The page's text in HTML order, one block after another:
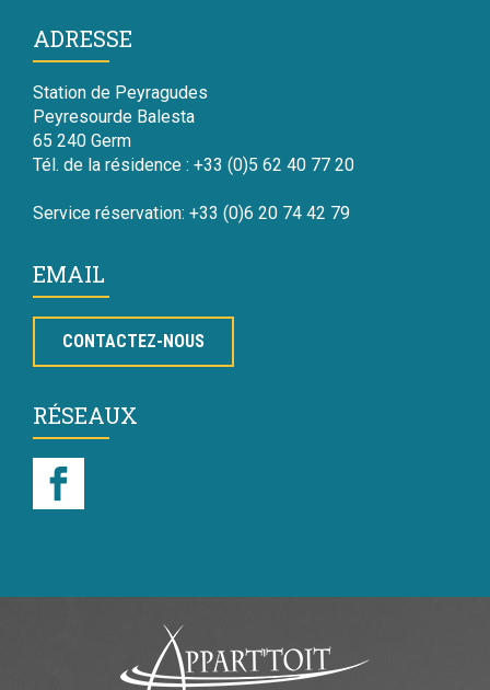
ADRESSE
Station de Peyragudes
Peyresourde Balesta
65 240 Germ
Tél. de la résidence : +33 (0)5 62 40 77 20
Service réservation: +33 (0)6 20 74 42 79
EMAIL
CONTACTEZ-NOUS
RÉSEAUX